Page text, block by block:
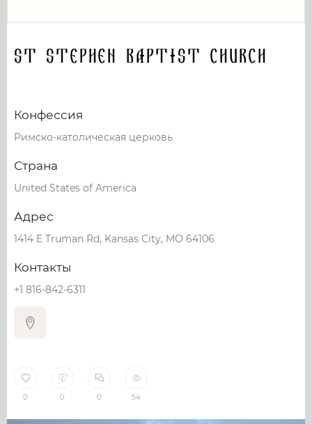
St Stephen Baptist Church
Конфессия
Римско-католическая церковь
Страна
United States of America
Адрес
1414 E Truman Rd, Kansas City, MO 64106
Контакты
+1 816-842-6311
0 0 0 54